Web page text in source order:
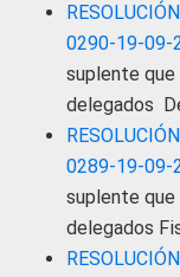
0290-19-09-
suplente que
delegados
0289-19-09-
suplente que
delegados